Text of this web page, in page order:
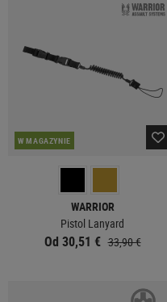
W MAGAZYNIE
WARRIOR
Pistol Lanyard
Od 30,51 € 33,90 €